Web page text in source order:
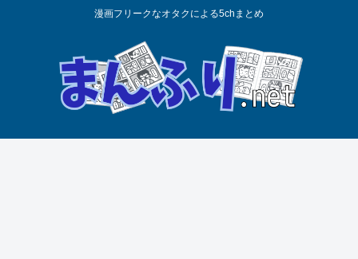
漫画フリークなオタクによる5chまとめ